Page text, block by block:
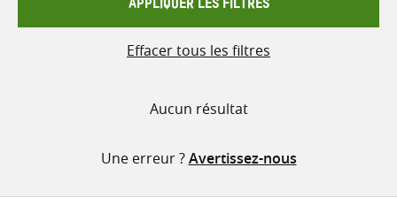
APPLIQUER LES FILTRES
Effacer tous les filtres
Aucun résultat
Une erreur ?Avertissez-nous